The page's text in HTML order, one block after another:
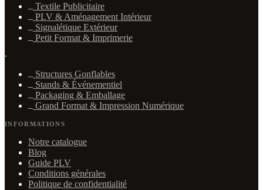
Textile Publicitaire
PLV & Aménagement Intérieur
Signalétique Extérieur
Petit Format & Imprimerie
·
Structures Gonflables
Stands & Événementiel
Packaging & Emballage
Grand Format & Impression Numérique
INFORMATIONS
Notre catalogue
Blog
Guide PLV
Conditions générales
Politique de confidentialité